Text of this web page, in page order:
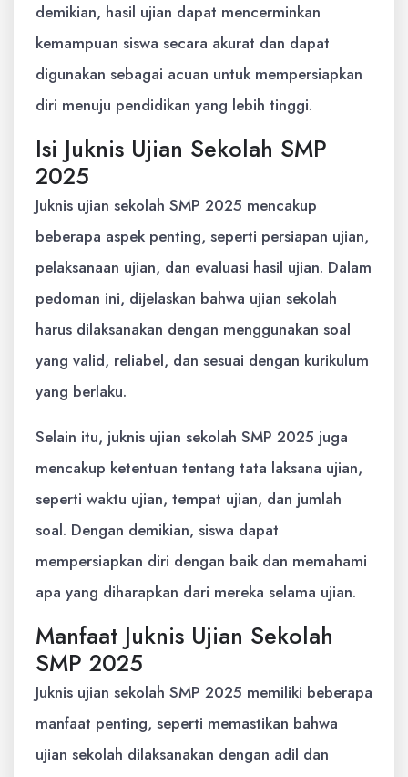
demikian, hasil ujian dapat mencerminkan
kemampuan siswa secara akurat dan dapat
digunakan sebagai acuan untuk mempersiapkan
diri menuju pendidikan yang lebih tinggi.
Isi Juknis Ujian Sekolah SMP
2025
Juknis ujian sekolah SMP 2025 mencakup
beberapa aspek penting, seperti persiapan ujian,
pelaksanaan ujian, dan evaluasi hasil ujian. Dalam
pedoman ini, dijelaskan bahwa ujian sekolah
harus dilaksanakan dengan menggunakan soal
yang valid, reliabel, dan sesuai dengan kurikulum
yang berlaku.
Selain itu, juknis ujian sekolah SMP 2025 juga
mencakup ketentuan tentang tata laksana ujian,
seperti waktu ujian, tempat ujian, dan jumlah
soal. Dengan demikian, siswa dapat
mempersiapkan diri dengan baik dan memahami
apa yang diharapkan dari mereka selama ujian.
Manfaat Juknis Ujian Sekolah
SMP 2025
Juknis ujian sekolah SMP 2025 memiliki beberapa
manfaat penting, seperti memastikan bahwa
ujian sekolah dilaksanakan dengan adil dan